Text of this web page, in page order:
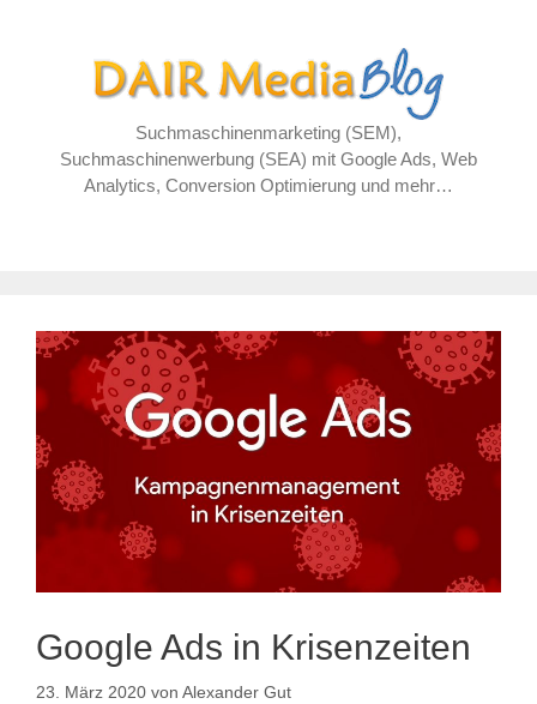
Suchmaschinenmarketing (SEM),
Suchmaschinenwerbung (SEA) mit Google Ads, Web
Analytics, Conversion Optimierung und mehr…
Google Ads in Krisenzeiten
23. März 2020 von Alexander Gut